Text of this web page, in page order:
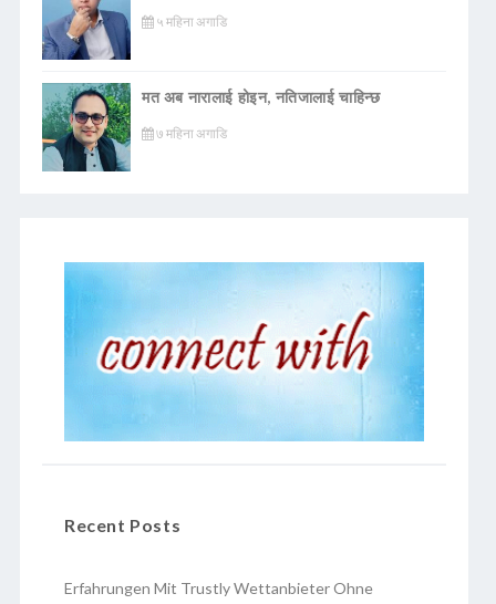
५ महिना अगाडि
मत अब नारालाई होइन, नतिजालाई चाहिन्छ
७ महिना अगाडि
Recent Posts
Erfahrungen Mit Trustly Wettanbieter Ohne